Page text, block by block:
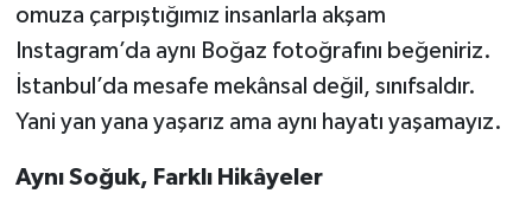
omuza çarpıştığımız insanlarla akşam
Instagram’da aynı Boğaz fotoğrafını beğeniriz.
İstanbul’da mesafe mekânsal değil, sınıfsaldır.
Yani yan yana yaşarız ama aynı hayatı yaşamayız.
Aynı Soğuk, Farklı Hikâyeler